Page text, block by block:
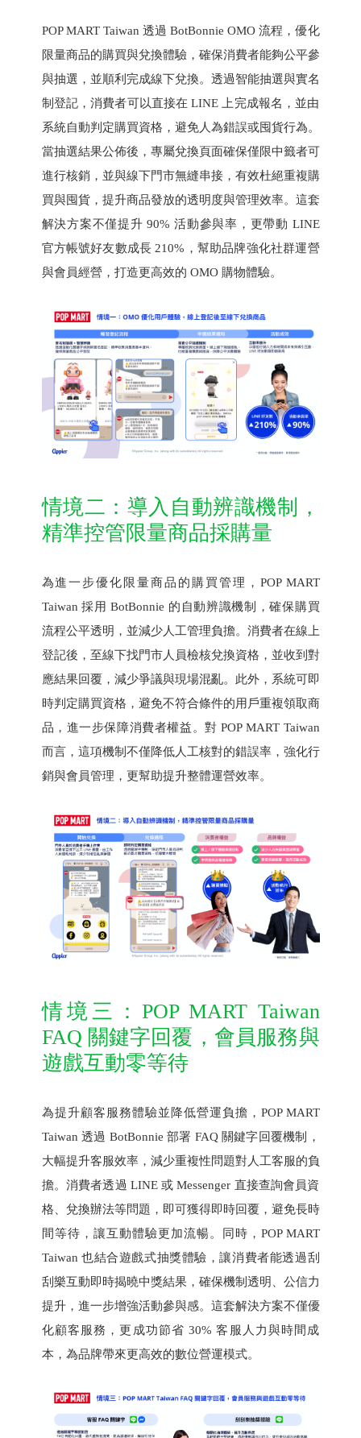
POP MART Taiwan 透過 BotBonnie OMO 流程，優化
限量商品的購買與兌換體驗，確保消費者能夠公平參
與抽選，並順利完成線下兌換。透過智能抽選與實名
制登記，消費者可以直接在 LINE 上完成報名，並由
系統自動判定購買資格，避免人為錯誤或囤貨行為。
當抽選結果公佈後，專屬兌換頁面確保僅限中籤者可
進行核銷，並與線下門市無縫串接，有效杜絕重複購
買與囤貨，提升商品發放的透明度與管理效率。這套
解決方案不僅提升 90% 活動參與率，更帶動 LINE
官方帳號好友數成長 210%，幫助品牌強化社群運營
與會員經營，打造更高效的 OMO 購物體驗。
情境二：導入自動辨識機制，
精準控管限量商品採購量
為進一步優化限量商品的購買管理，POP MART
Taiwan 採用 BotBonnie 的自動辨識機制，確保購買
流程公平透明，並減少人工管理負擔。消費者在線上
登記後，至線下找門市人員檢核兌換資格，並收到對
應結果回覆，減少爭議與現場混亂。此外，系統可即
時判定購買資格，避免不符合條件的用戶重複領取商
品，進一步保障消費者權益。對 POP MART Taiwan
而言，這項機制不僅降低人工核對的錯誤率，強化行
銷與會員管理，更幫助提升整體運營效率。
情境三：POP MART Taiwan
FAQ 關鍵字回覆，會員服務與
遊戲互動零等待
為提升顧客服務體驗並降低營運負擔，POP MART
Taiwan 透過 BotBonnie 部署 FAQ 關鍵字回覆機制，
大幅提升客服效率，減少重複性問題對人工客服的負
擔。消費者透過 LINE 或 Messenger 直接查詢會員資
格、兌換辦法等問題，即可獲得即時回覆，避免長時
間等待，讓互動體驗更加流暢。同時，POP MART
Taiwan 也結合遊戲式抽獎體驗，讓消費者能透過刮
刮樂互動即時揭曉中獎結果，確保機制透明、公信力
提升，進一步增強活動參與感。這套解決方案不僅優
化顧客服務，更成功節省 30% 客服人力與時間成
本，為品牌帶來更高效的數位營運模式。